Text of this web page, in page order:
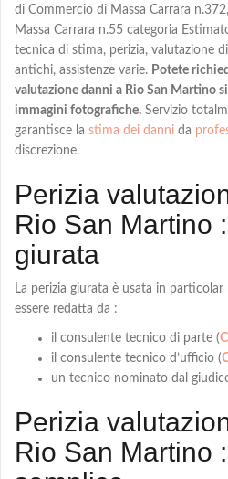
di Commercio di Massa Carrara
Massa Carrara n.55 categoria
tecnica di stima, perizia, valutazione
antichi, assistenze varie. Potete
valutazione danni a Rio San Martino
immagini fotografiche. Servizio
garantisce la stima dei danni da
discrezione.
Perizia
Rio San Martino
giurata
La perizia giurata è usata in particolar
essere redatta da :
il consulente tecnico di parte (
il consulente tecnico d’ufficio (
un tecnico nominato dal
Perizia
Rio San Martino